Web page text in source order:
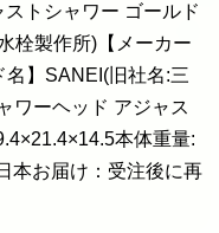
トシャワー ゴールド
栓製作所)【メーカー
】SANEI(旧社名:三
ワーヘッド アジャス
本体重量:
本お届け：受注後に再